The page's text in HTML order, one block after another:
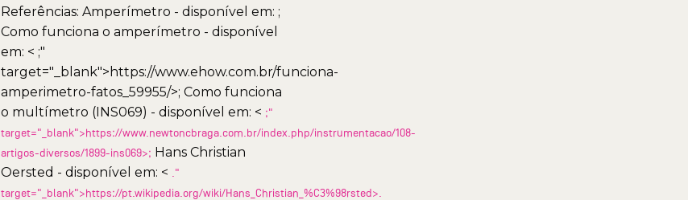
Referências: Amperímetro - disponível em: ;
Como funciona o amperímetro - disponível
em: < ;"
target="_blank">https://www.ehow.com.br/funciona-
amperimetro-fatos_59955/>; Como funciona
o multímetro (INS069) - disponível em: < ;"
target="_blank">https://www.newtoncbraga.com.br/index.php/instrumentacao/108-
artigos-diversos/1899-ins069>; Hans Christian
Oersted - disponível em: <
."
target="_blank">https://pt.wikipedia.org/wiki/Hans_Christian_%C3%98rsted>.